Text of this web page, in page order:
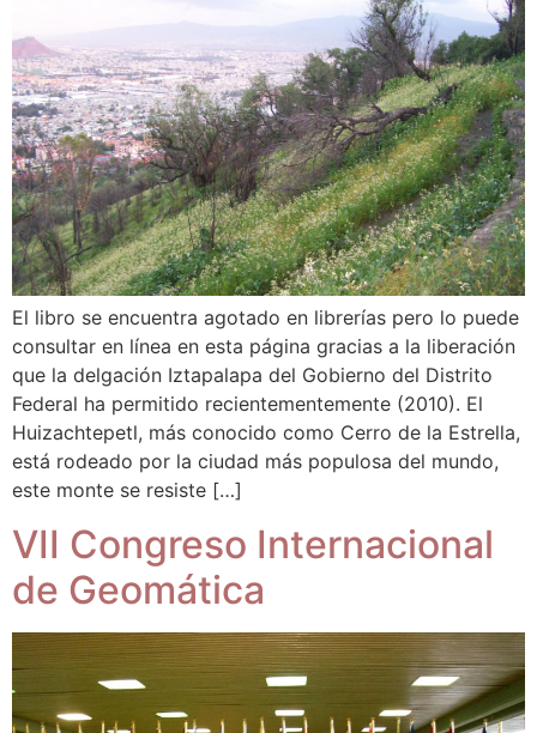
El libro se encuentra agotado en librerías pero lo puede
consultar en línea en esta página gracias a la liberación
que la delgación Iztapalapa del Gobierno del Distrito
Federal ha permitido recientementemente (2010). El
Huizachtepetl, más conocido como Cerro de la Estrella,
está rodeado por la ciudad más populosa del mundo,
este monte se resiste […]
VII Congreso Internacional
de Geomática